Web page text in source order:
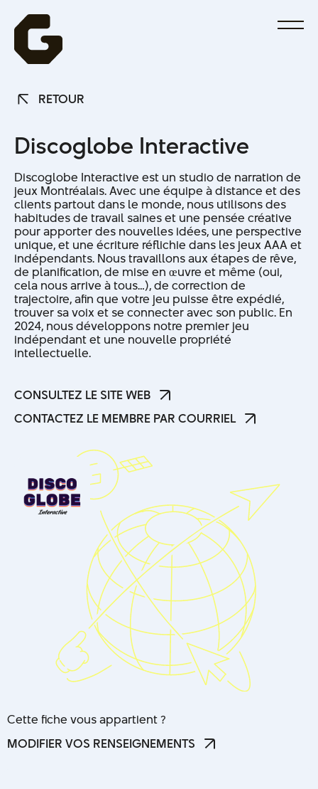
RETOUR
Discoglobe Interactive
Discoglobe Interactive est un studio de narration de
jeux Montréalais. Avec une équipe à distance et des
clients partout dans le monde, nous utilisons des
habitudes de travail saines et une pensée créative
pour apporter des nouvelles idées, une perspective
unique, et une écriture réflichie dans les jeux AAA et
indépendants. Nous travaillons aux étapes de rêve,
de planification, de mise en œuvre et même (oui,
cela nous arrive à tous…), de correction de
trajectoire, afin que votre jeu puisse être expédié,
trouver sa voix et se connecter avec son public. En
2024, nous développons notre premier jeu
indépendant et une nouvelle propriété
intellectuelle.
CONSULTEZ LE SITE WEB
CONTACTEZ LE MEMBRE PAR COURRIEL
Cette fiche vous appartient ?
MODIFIER VOS RENSEIGNEMENTS